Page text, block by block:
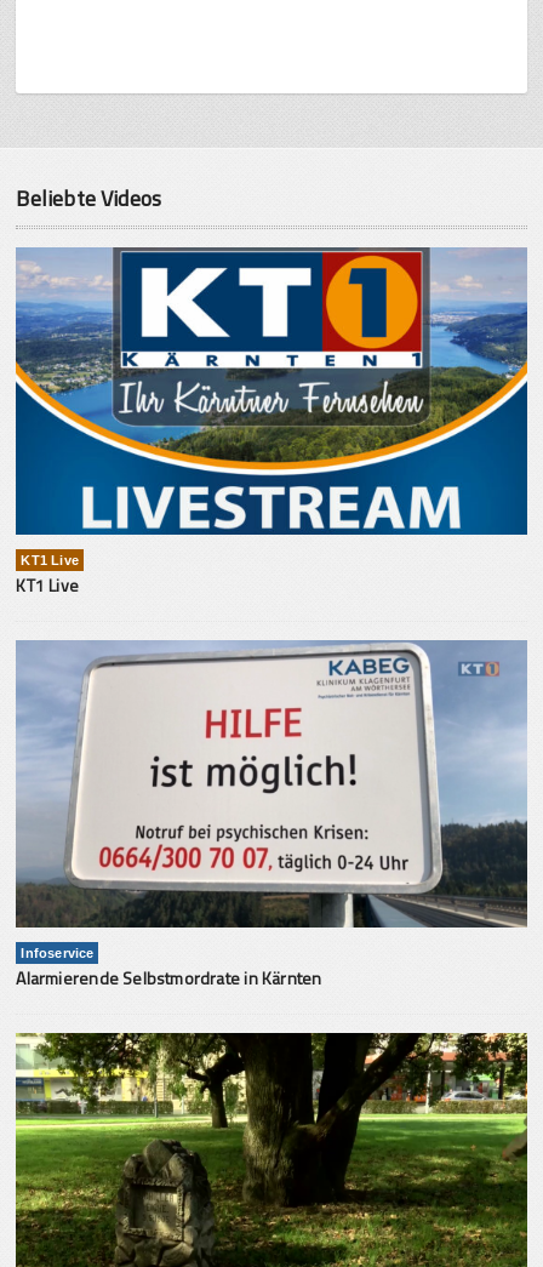
Beliebte Videos
KT1 Live
KT1 Live
Infoservice
Alarmierende Selbstmordrate in Kärnten